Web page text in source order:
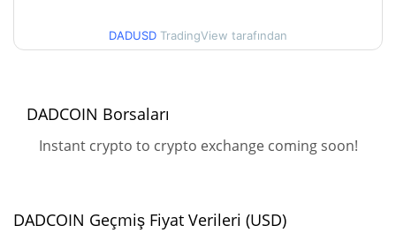
May 14, 2026 (2 ay önce)
99.54%
Ağu 8, 2026 (2 gün önce)
DADUSD TradingView tarafından
DADCOIN Borsaları
Instant crypto to crypto exchange coming soon!
DADCOIN Geçmiş Fiyat Verileri (USD)